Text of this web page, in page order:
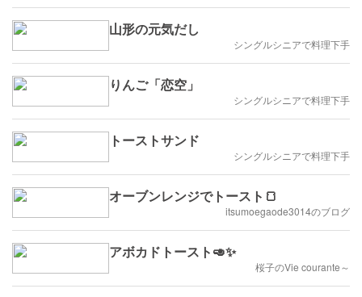
山形の元気だし
シングルシニアで料理下手
りんご「恋空」
シングルシニアで料理下手
トーストサンド
シングルシニアで料理下手
オーブンレンジでトースト🍞
itsumoegaode3014のブログ
アボカドトースト🥑✨
桜子のVie courante～